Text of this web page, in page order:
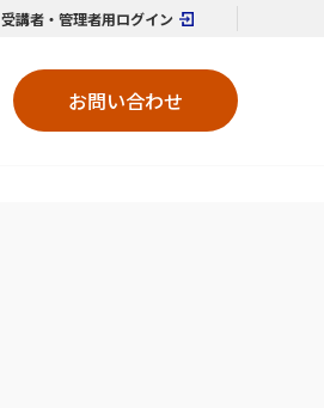
受講者・管理者用ログイン
お問い合わせ